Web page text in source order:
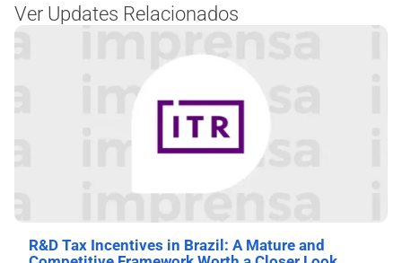
Ver Updates Relacionados
R&D Tax Incentives in Brazil: A Mature and